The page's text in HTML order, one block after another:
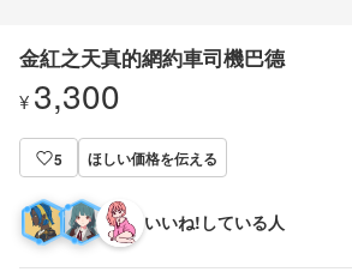
金紅之天真的網約車司機巴德
¥ 3,300
5 ほしい価格を伝える
いいね!している人